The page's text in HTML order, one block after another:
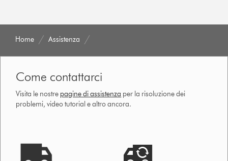
Home Assistenza
Come contattarci
Visita le nostre pagine di assistenza per la risoluzione dei
problemi, video tutorial e altro ancora.